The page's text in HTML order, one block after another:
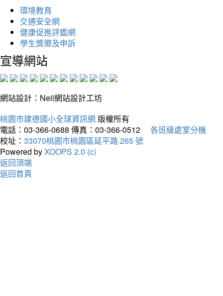
環境教育
交通安全網
健康促進評鑑網
學生獎懲及申訴
宣導網站
網站設計：Neil網站設計工坊
桃園市建德國小全球資訊網 版權所有
電話：03-366-0688 傳真：03-366-0512
各班級處室分機
校址： 33070桃園市桃園區延平路 265 號
Powered byXOOPS 2.0 (c)
返回頂端
返回首頁